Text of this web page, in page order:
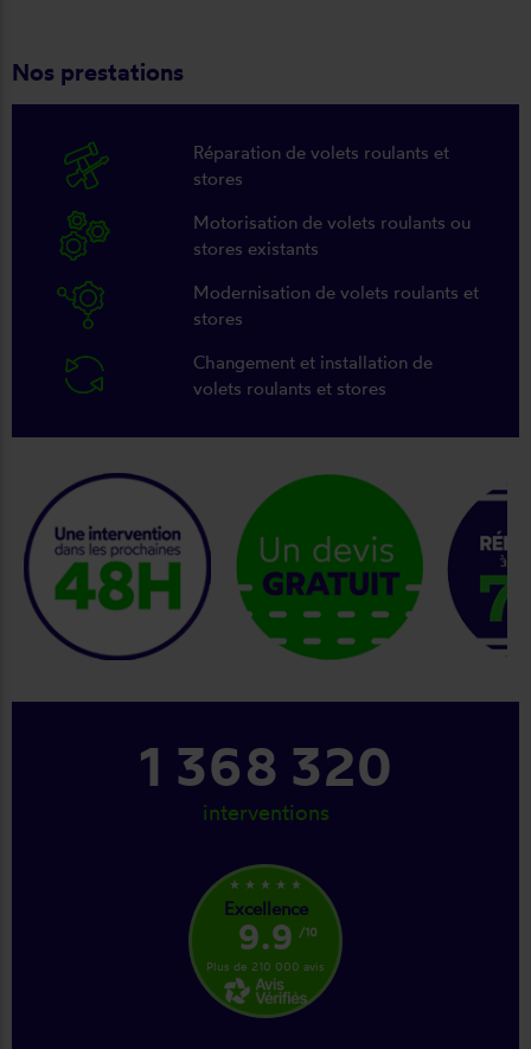
Nos prestations
Réparation de volets roulants et
stores
Motorisation de volets roulants ou
stores existants
Modernisation de volets roulants et
stores
Changement et installation de
volets roulants et stores
keyboard_arrow_right
1 368 320
interventions
star_rate star_rate star_rate star_rate star_rate
Excellence
9.9 /10
Plus de 210 000 avis